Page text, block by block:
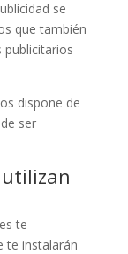
se
que también
dispone de
ser
te
te instalarán